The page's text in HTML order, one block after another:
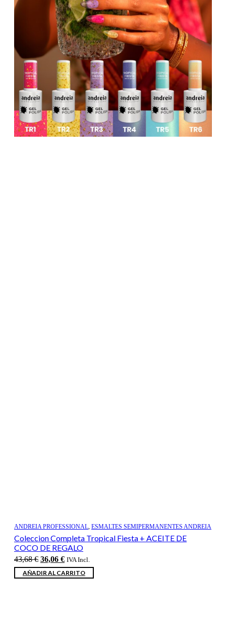
ANDREIA PROFESSIONAL, ESMALTES SEMIPERMANENTES ANDREIA
Coleccion Completa Tropical Fiesta + ACEITE DE
COCO DE REGALO
43,68€ El
precio
original
36,06 €El
precio
actual
IVA Incl.
AÑADIR AL CARRITO